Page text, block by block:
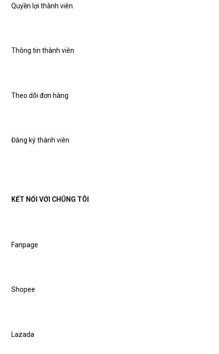
Quyền lợi thành viên
Thông tin thành viên
Theo dõi đơn hàng
Đăng ký thành viên
KẾT NỐI VỚI CHÚNG TÔI
Fanpage
Shopee
Lazada